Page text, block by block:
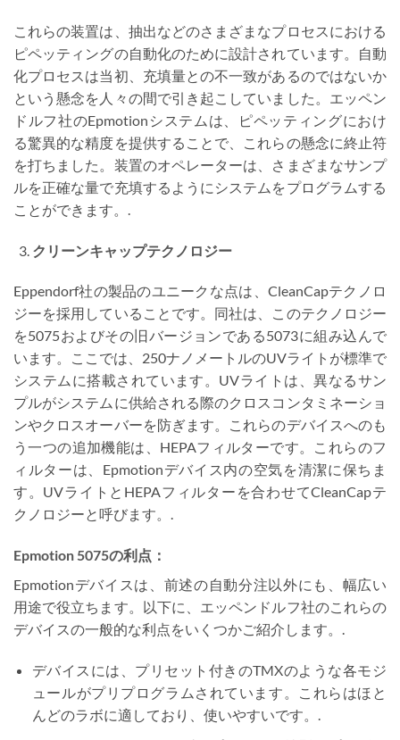
これらの装置は、抽出などのさまざまなプロセスにおける
ピペッティングの自動化のために設計されています。自動
化プロセスは当初、充填量との不一致があるのではないか
という懸念を人々の間で引き起こしていました。エッペン
ドルフ社のEpmotionシステムは、ピペッティングにおけ
る驚異的な精度を提供することで、これらの懸念に終止符
を打ちました。装置のオペレーターは、さまざまなサンプ
ルを正確な量で充填するようにシステムをプログラムする
ことができます。.
クリーンキャップテクノロジー
Eppendorf社の製品のユニークな点は、CleanCapテクノロ
ジーを採用していることです。同社は、このテクノロジー
を5075およびその旧バージョンである5073に組み込んで
います。ここでは、250ナノメートルのUVライトが標準で
システムに搭載されています。UVライトは、異なるサン
プルがシステムに供給される際のクロスコンタミネーショ
ンやクロスオーバーを防ぎます。これらのデバイスへのも
う一つの追加機能は、HEPAフィルターです。これらのフ
ィルターは、Epmotionデバイス内の空気を清潔に保ちま
す。UVライトとHEPAフィルターを合わせてCleanCapテ
クノロジーと呼びます。.
Epmotion 5075の利点：
Epmotionデバイスは、前述の自動分注以外にも、幅広い
用途で役立ちます。以下に、エッペンドルフ社のこれらの
デバイスの一般的な利点をいくつかご紹介します。.
デバイスには、プリセット付きのTMXのような各モジ
ュールがプリプログラムされています。これらはほと
んどのラボに適しており、使いやすいです。.